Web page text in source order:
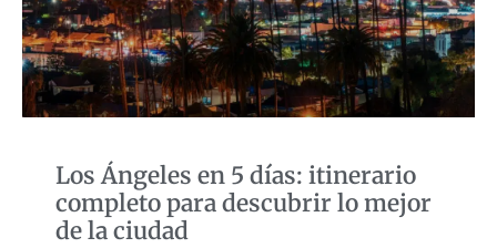
Los Ángeles en 5 días: itinerario
completo para descubrir lo mejor
de la ciudad